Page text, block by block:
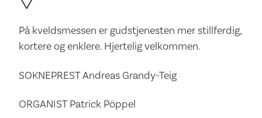
På kveldsmessen er gudstjenesten mer stillferdig,
kortere og enklere. Hjertelig velkommen.
SOKNEPREST Andreas Grandy-Teig
ORGANIST Patrick Pöppel